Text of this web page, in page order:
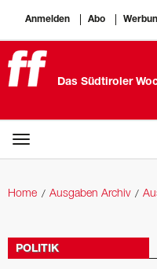
Anmelden Abo
Das Südtiroler
Home Ausgaben Archiv
POLITIK